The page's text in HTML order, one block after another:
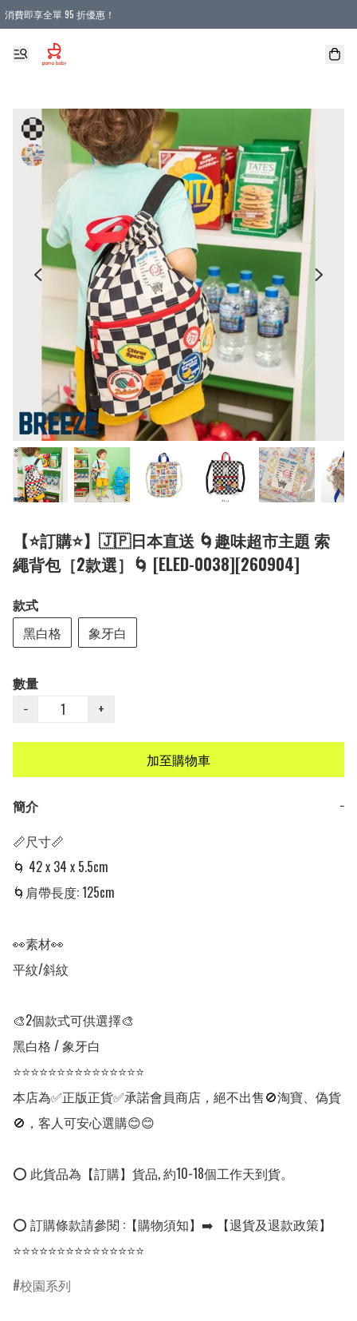
消費即享全單 95 折優惠！
購物滿 HKD 900.00即享免運費優惠！（適用於 本地送貨、本地取貨 )
【⭐訂購⭐】🇯🇵日本直送 🌀趣味超市主題 索
繩背包［2款選］🌀 [ELED-0038][260904]
款式
黑白格
象牙白
數量
−
+
加至購物車
簡介
−
📏尺寸📏
🌀 42 x 34 x 5.5cm
🌀肩帶長度: 125cm
👀素材👀
平紋/斜紋
🎨2個款式可供選擇🎨
黑白格 / 象牙白
⭐⭐⭐⭐⭐⭐⭐⭐⭐⭐⭐⭐⭐⭐⭐
本店為✅正版正貨✅承諾會員商店，絕不出售🚫淘寶、偽貨
🚫，客人可安心選購😊😊
⭕ 此貨品為【訂購】貨品, 約10-18個工作天到貨。
⭕ 訂購條款請參閱 :【購物須知】➡️ 【退貨及退款政策】
⭐⭐⭐⭐⭐⭐⭐⭐⭐⭐⭐⭐⭐⭐⭐
校園系列